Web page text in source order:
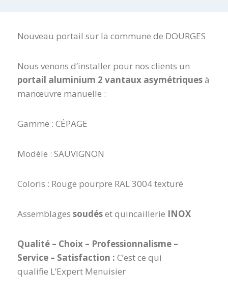
Nouveau portail sur la commune de DOURGES
Nous venons d’installer pour nos clients un
portail aluminium 2 vantaux asymétriquesà
manœuvre manuelle :
Gamme : CÉPAGE
Modèle : SAUVIGNON
Coloris : Rouge pourpre RAL 3004 texturé
Assemblages soudéset quincaillerie INOX
Qualité – Choix – Professionnalisme –
Service – Satisfaction : C’est ce qui
qualifie L’Expert Menuisier